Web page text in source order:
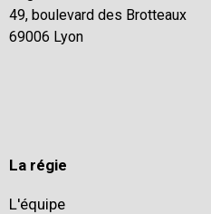
49, boulevard des Brotteaux
69006 Lyon
La régie
L'équipe